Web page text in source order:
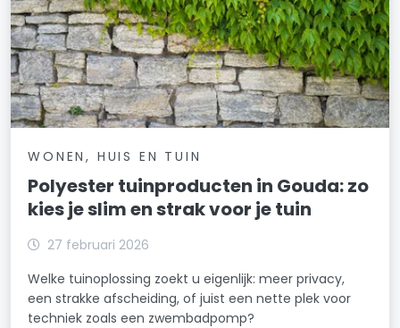
WONEN, HUIS EN TUIN
Polyester tuinproducten in Gouda: zo
kies je slim en strak voor je tuin
27 februari 2026
Welke tuinoplossing zoekt u eigenlijk: meer privacy,
een strakke afscheiding, of juist een nette plek voor
techniek zoals een zwembadpomp?